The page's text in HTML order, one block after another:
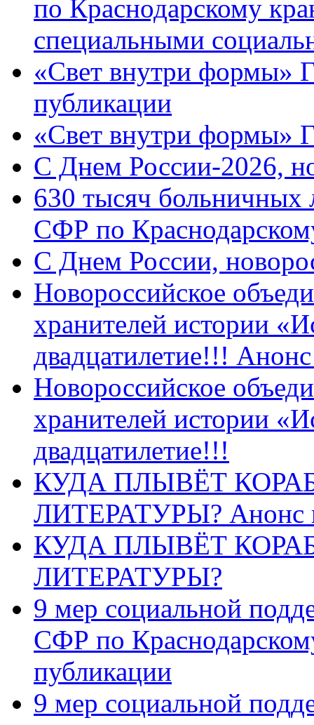
по Краснодарскому
специальными
«Свет внутри формы»
публикации
«Свет внутри формы»
C Днем России-2026,
630 тысяч больничных
СФР по
C Днем России,
Новороссийское
хранителей истории
двадцатилетие!!!
Новороссийское
хранителей истории
двадцатилетие!!!
КУДА ПЛЫВЁТ
ЛИТЕРАТУРЫ? Анонс
КУДА ПЛЫВЁТ
ЛИТЕРАТУРЫ?
9 мер социальной
СФР по
публикации
9 мер социальной